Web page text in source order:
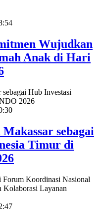
Wujudkan
Anak di Hari
sebagai
Timur di